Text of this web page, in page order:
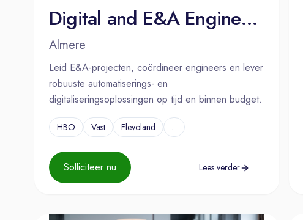
Digital and E&A Engineering Manager
Almere
Leid E&A-projecten, coördineer engineers en lever
robuuste automatiserings- en
digitaliseringsoplossingen op tijd en binnen budget.
HBO Vast Flevoland ...
Solliciteer nu Lees verder